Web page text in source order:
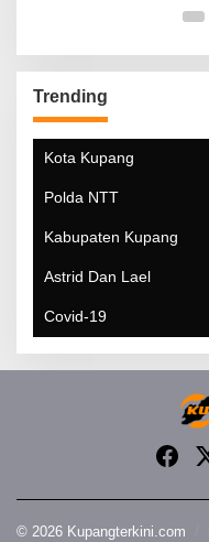
Trending
Kota Kupang
Polda NTT
Kabupaten Kupang
Astrid Dan Lael
Covid-19
© 2026 Kupangterkini.com